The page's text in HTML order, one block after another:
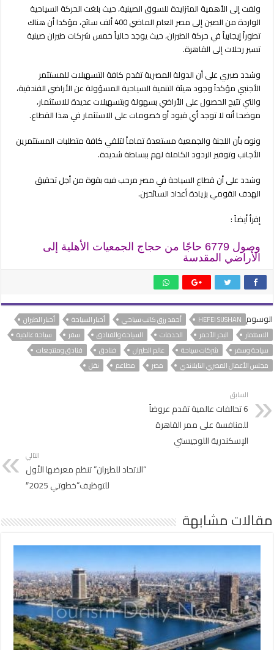
ولفت إلى الأهمية المتزايدة للسوق الصينية، حيث بلغت الحركة السياحية
الواردة من الصين إلى مصر العام الماضي 400 ألف سائح، مؤكدا أن هناك
تطوراً إيجابياً في حركة الطيران، حيث يوجد حالياً خمس شركات طيران صينية
تسير رحلات إلى القاهرة.
وشدد صبري على أن الدولة المصرية تقدم كافة التسهيلات للمستثمر
الأجنبي مؤكداً وجود هيئة التنمية السياحية المسؤولة عن الأراضي الفندقية،
والتي تتيح الحصول على الأراضي بسهولة وبتسهيلات عديدة للاستثمار،
موضحا أنه لا توجد أي قيود أو خصومات على الاستثمار في هذا القطاع.
ونوه بأن اللجنة والجمعية مستعدة تماماً لتلقي كافة متطلبات المستثمرين
الأجانب وتوفير الردود الكاملة لهم ببساطة شديدة.
وشدد على أن قطاع السياحة في مصر مرحب فيه بقوة من أجل تحقيق
الهدف القومي بزيادة أعداد السائحين.
إقرأ أيضاً :
وصول 6779 حاجًا من حجاج الجمعيات الأهلية إلى
الأراضي المقدسة
الوسوم HEFEI SUSHAN أحمد رزق كاتب سياحي أخبار السياحة
أخبار الطيران
الاستثمار
البحر الأحمر الخدمات السياحة والفنادق سفر
سياحة عالمية
سياحة وسفر
شركات سياحة عالم الطيران فنادق
فنادق ومنتجعات
مجلس الأعمال المصري التايلاندي
مصر مطاعم نقل
السابق
6 تحالفات عالمية تقدم عروضاً
للمنافسة على ممر القاهرة
الإسكندرية اللوجيستي
التالي
“الاتحاد للطيران” تنظم معرضها الأول
للتوظيف”خطوتي 2025″
مقالات مشابهة